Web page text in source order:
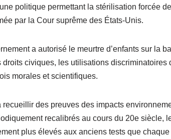
politique permettant la stérilisation forcée
par la Cour suprême des États-Unis.
a autorisé le meurtre d’enfants sur la
droits civiques, les utilisations discriminatoires
morales et scientifiques.
des preuves des impacts
recalibrés au cours du 20e siècle,
plus élevés aux anciens tests que